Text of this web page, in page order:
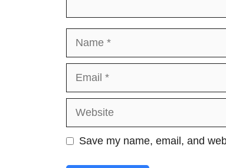
Save my name, email, and